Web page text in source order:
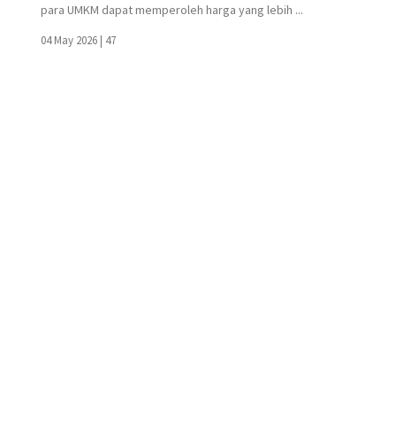
para UMKM dapat memperoleh harga yang lebih ...
04 May 2026 | 47